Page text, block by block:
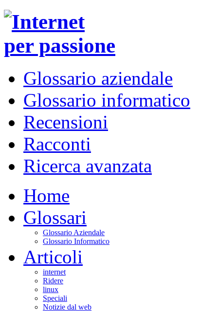
Glossario aziendale
Glossario informatico
Recensioni
Racconti
Ricerca avanzata
Home
Glossari
Glossario Aziendale
Glossario Informatico
Articoli
internet
Ridere
linux
Speciali
Notizie dal web